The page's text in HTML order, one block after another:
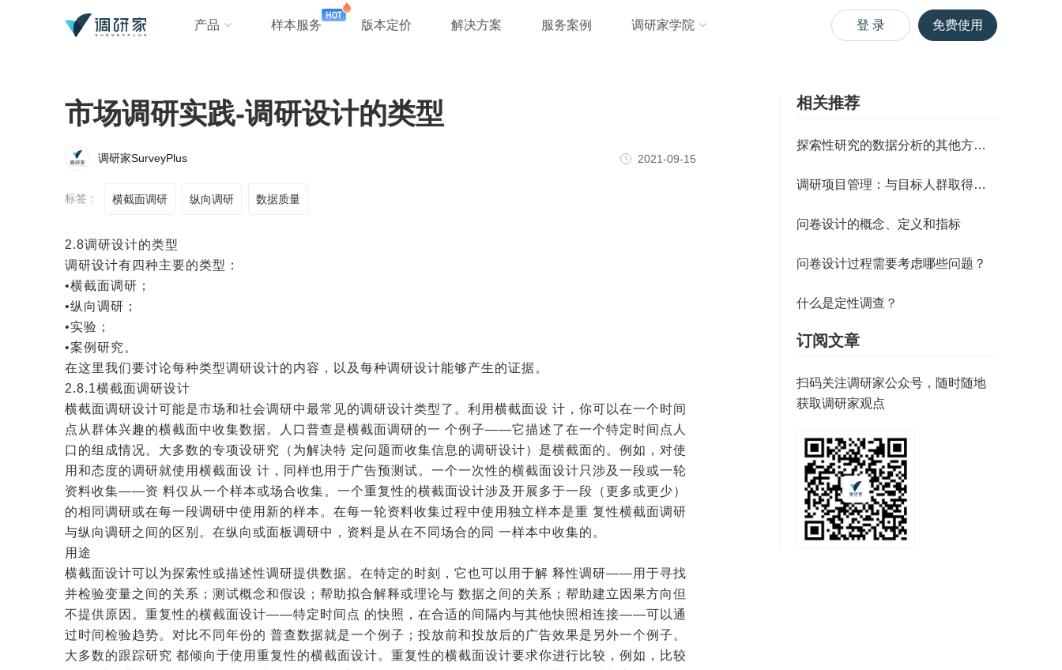
产品 样本服务 版本定价 解决方案 服务案例 调研家学院 登 录 免费使用
市场调研实践-调研设计的类型
调研家SurveyPlus 2021-09-15
标签： 横截面调研 纵向调研 数据质量
2.8调研设计的类型
调研设计有四种主要的类型：
•横截面调研；
•纵向调研；
•实验；
•案例研究。
在这里我们要讨论每种类型调研设计的内容，以及每种调研设计能够产生的证据。
2.8.1横截面调研设计
横截面调研设计可能是市场和社会调研中最常见的调研设计类型了。利用横截面设 计，你可以在一个时间
点从群体兴趣的横截面中收集数据。人口普查是横截面调研的一 个例子——它描述了在一个特定时间点人
口的组成情况。大多数的专项设研究（为解决特 定问题而收集信息的调研设计）是横截面的。例如，对使
用和态度的调研就使用横截面设 计，同样也用于广告预测试。一个一次性的横截面设计只涉及一段或一轮
资料收集——资 料仅从一个样本或场合收集。一个重复性的横截面设计涉及开展多于一段（更多或更少）
的相同调研或在每一段调研中使用新的样本。在每一轮资料收集过程中使用独立样本是重 复性横截面调研
与纵向调研之间的区别。在纵向或面板调研中，资料是从在不同场合的同 一样本中收集的。
用途
横截面设计可以为探索性或描述性调研提供数据。在特定的时刻，它也可以用于解 释性调研——用于寻找
并检验变量之间的关系；测试概念和假设；帮助拟合解释或理论与 数据之间的关系；帮助建立因果方向但
不提供原因。重复性的横截面设计——特定时间点 的快照，在合适的间隔内与其他快照相连接——可以通
过时间检验趋势。对比不同年份的 普查数据就是一个例子；投放前和投放后的广告效果是另外一个例子。
大多数的跟踪研究 都倾向于使用重复性的横截面设计。重复性的横截面设计要求你进行比较，例如，比较
相关推荐
探索性研究的数据分析的其他方法（
调研项目管理：与目标人群取得联系
问卷设计的概念、定义和指标
问卷设计过程需要考虑哪些问题？
什么是定性调查？
订阅文章
扫码关注调研家公众号，随时随地
获取调研家观点